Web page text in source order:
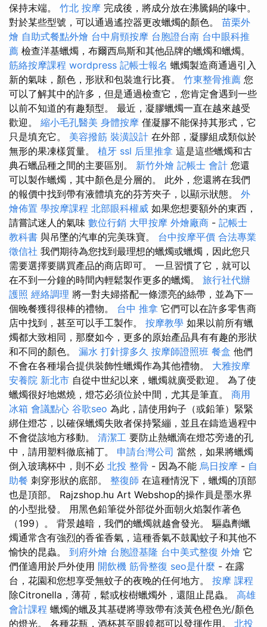
保持末端。 竹北 按摩 完成後，將成分放在沸騰鍋的喙中。
對於某些型號，可以通過遙控器更改蠟燭的顏色。 苗栗外
燴 自助式餐點外燴 台中肩頸按摩 台胞證台南 台中眼科推
薦 檢查洋基蠟燭，布爾西烏斯和其他品牌的蠟燭和蠟燭。
筋絡按摩課程 wordpress 記帳士報名 蠟燭製造商通過引入
新的氣味，顏色，形狀和包裝進行比賽。 竹東整骨推薦 您
可以了解其中的許多，但是通過檢查它，您肯定會遇到一些
以前不知道的有趣類型。 最近，凝膠蠟燭一直在越來越受
歡迎。 縮小毛孔醫美 身體按摩 僅凝膠不能保持其形式，它
只是填充它。 美容撥筋 裝潢設計 在外部，凝膠組成類似於
無形的果凍樣質量。 植牙 ssl 后里推拿 這是這些蠟燭和古
典石蠟品種之間的主要區別。 新竹外燴 記帳士 會計 您還
可以製作蠟燭，其中顏色是分層的。 此外，您還將在我們
的報價中找到帶有液體填充的芬芳夾子，以顯示狀態。 外
燴佈置 學按摩課程 北部眼科權威 如果您想要額外的東西，
請嘗試迷人的氣味 數位行銷 大甲按摩 外燴廠商 - 記帳士
教科書 與吊墜的汽車的完美珠寶。 台中按摩平價 合法專業
徵信社 我們期待為您找到最理想的蠟燭或蠟燭，因此您只
需要選擇要購買產品的商店即可。 一旦習慣了它，就可以
在不到一分鐘的時間內輕鬆製作更多的蠟燭。 旅行社代辦
護照 經絡調理 將一對夫婦搭配一條漂亮的絲帶，並為下一
個晚餐獲得很棒的禮物。 台中 推拿 它們可以在許多零售商
店中找到，甚至可以手工製作。 按摩教學 如果以前所有蠟
燭都大致相同，那麼如今，更多的原始產品具有有趣的形狀
和不同的顏色。 漏水 打針撐多久 按摩師證照班 餐盒 他們
不會在各種場合提供裝飾性蠟燭作為其他禮物。 大雅按摩
安養院 新北市 自從中世紀以來，蠟燭就廣受歡迎。 為了使
蠟燭很好地燃燒，燈芯必須位於中間，尤其是筆直。 商用
冰箱 會議點心 谷歌seo 為此，請使用鉤子（或鉛筆）緊緊
綁住燈芯，以確保蠟燭失敗者保持緊繃，並且在鑄造過程中
不會從該地方移動。 清潔工 要防止熱蠟滴在燈芯旁邊的孔
中，請用塑料徹底補丁。 申請台灣公司 當然，如果將蠟燭
倒入玻璃杯中，則不必 北投 整骨 - 因為不能 烏日按摩 - 自
助餐 刺穿形狀的底部。 整復師 在這種情況下，蠟燭的頂部
也是頂部。 Rajzshop.hu Art Webshop的操作員是墨水界
的小型批發。 用黑色鉛筆從外部從外面朝火焰製作著色
（199）。 背景越暗，我們的蠟燭就越會發光。 驅蟲劑蠟
燭通常含有強烈的香雀香氣，這種香氣不鼓勵蚊子和其他不
愉快的昆蟲。 到府外燴 台胞證基隆 台中美式整復 外燴 它
們僅適用於戶外使用 開飲機 筋骨整復 seo是什麼 - 在露
台，花園和您想享受無蚊子的夜晚的任何地方。 按摩 課程
除Citronella，薄荷，鬆或桉樹蠟燭外，還阻止昆蟲。 高雄
會計課程 蠟燭的蠟及其基礎將導致帶有淡黃色橙色光/顏色
的燈光。 各種花瓶，酒杯甚至眼鏡都可以發揮作用。 北投